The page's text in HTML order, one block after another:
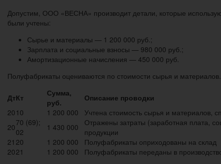
Допустим, ООО «ВЕСНА» производит детали, которые
были учтены:
Сырье и материалы — 1 200 000 руб.;
Зарплата и социальные взносы — 980 000 руб.;
Амортизационные начисления — 450 000 руб.
Полуфабрикаты оцениваются по стоимости сырья и
ДтКт
Сумма,
руб.
Описание проводки
20 10 1 200 000
Учтена стоимость сырья и материалов,
2070 (69);
02
1 430 000
Отражены затраты (заработная плата,
продукции
21 20 1 200 000
Полуфабрикаты оприходованы на склад
2021 1 200 000 Полуфабрикаты переданы в